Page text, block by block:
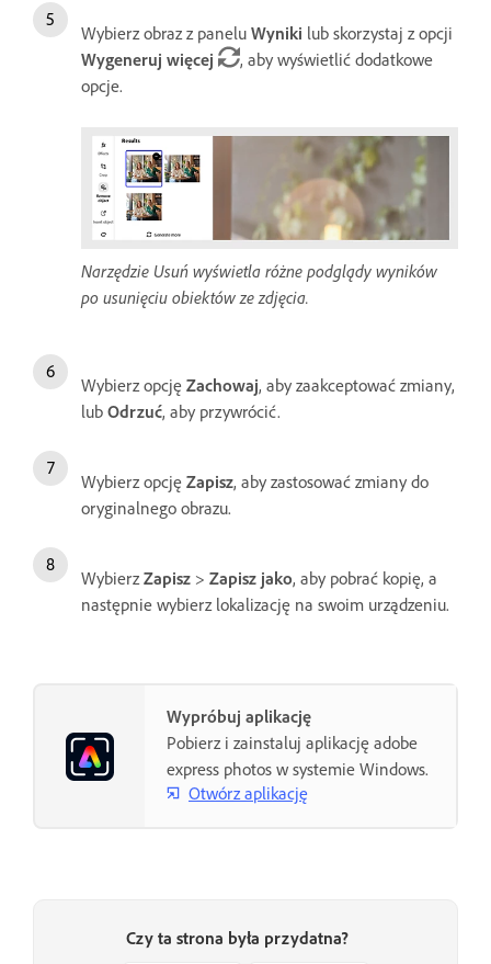
Wybierz obraz z panelu Wyniki lub skorzystaj z opcji
Wygeneruj więcej
, aby wyświetlić dodatkowe
opcje.
Narzędzie Usuń wyświetla różne podglądy wyników
po usunięciu obiektów ze zdjęcia.
Wybierz opcję Zachowaj, aby zaakceptować zmiany,
lub Odrzuć, aby przywrócić.
Wybierz opcję Zapisz, aby zastosować zmiany do
oryginalnego obrazu.
WybierzZapisz > Zapisz jako, aby pobrać kopię, a
następnie wybierz lokalizację na swoim urządzeniu.
Wypróbuj aplikację
Pobierz i zainstaluj aplikację adobe
express photos w systemie Windows.
Otwórz aplikację
Czy ta strona była przydatna?